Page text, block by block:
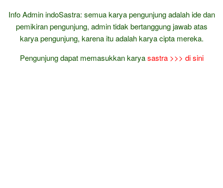
Info Admin indoSastra: semua karya pengunjung adalah ide dan
pemikiran pengunjung, admin tidak bertanggung jawab atas
karya pengunjung, karena itu adalah karya cipta mereka.
Pengunjung dapat memasukkan karyasastra >>> di sini